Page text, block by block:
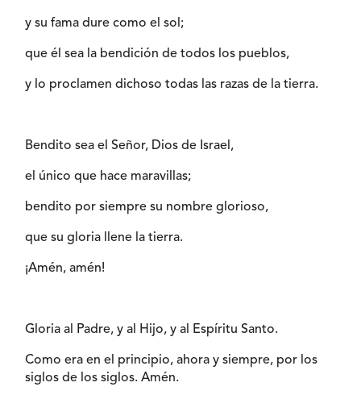
y su fama dure como el sol;
que él sea la bendición de todos los pueblos,
y lo proclamen dichoso todas las razas de la tierra.
Bendito sea el Señor, Dios de Israel,
el único que hace maravillas;
bendito por siempre su nombre glorioso,
que su gloria llene la tierra.
¡Amén, amén!
Gloria al Padre, y al Hijo, y al Espíritu Santo.
Como era en el principio, ahora y siempre, por los
siglos de los siglos. Amén.